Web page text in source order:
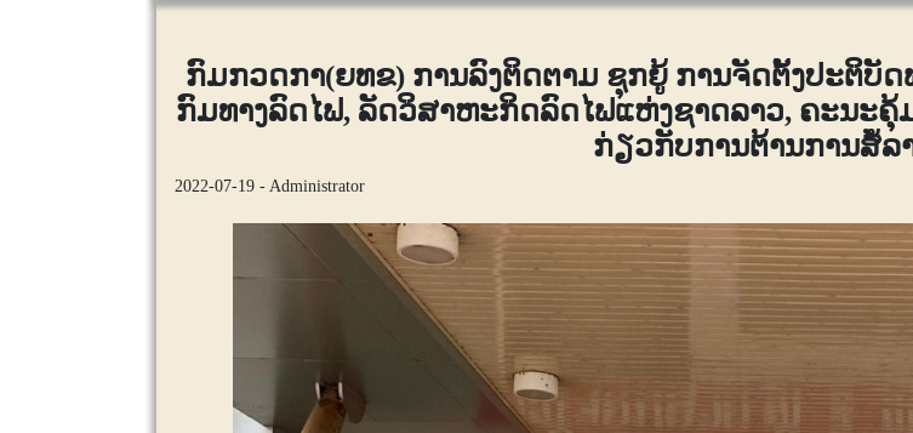
ກົມກວດກາ(ຍທຂ) ການລົງຕິດຕາມ ຊຸກຍູ້ ການຈັດຕັ້ງປະຕິ
ກົມທາງລົດໄຟ, ລັດວິສາຫະກິດລົດໄຟແຫ່ງຊາດລາວ, ຄະນະ
ກ່ຽວກັບການຕ້ານການສໍ້ລ
2022-07-19 - Administrator